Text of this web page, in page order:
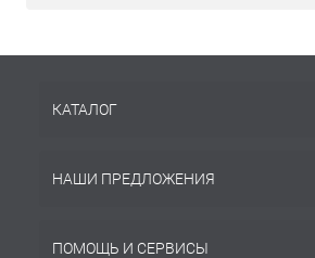
КАТАЛОГ
НАШИ ПРЕДЛОЖЕНИЯ
ПОМОЩЬ И СЕРВИСЫ